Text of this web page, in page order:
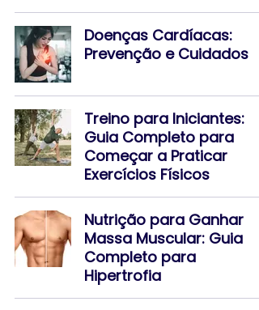
Doenças Cardíacas:
Prevenção e Cuidados
Treino para Iniciantes:
Guia Completo para
Começar a Praticar
Exercícios Físicos
Nutrição para Ganhar
Massa Muscular: Guia
Completo para
Hipertrofia